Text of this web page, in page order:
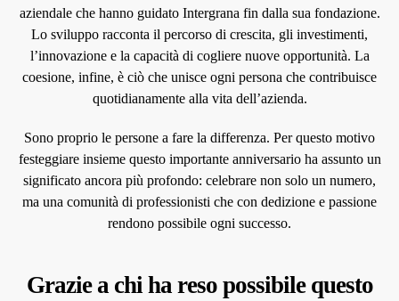
aziendale che hanno guidato Intergrana fin dalla sua fondazione.
Lo sviluppo racconta il percorso di crescita, gli investimenti,
l’innovazione e la capacità di cogliere nuove opportunità. La
coesione, infine, è ciò che unisce ogni persona che contribuisce
quotidianamente alla vita dell’azienda.
Sono proprio le persone a fare la differenza. Per questo motivo
festeggiare insieme questo importante anniversario ha assunto un
significato ancora più profondo: celebrare non solo un numero,
ma una comunità di professionisti che con dedizione e passione
rendono possibile ogni successo.
Grazie a chi ha reso possibile questo